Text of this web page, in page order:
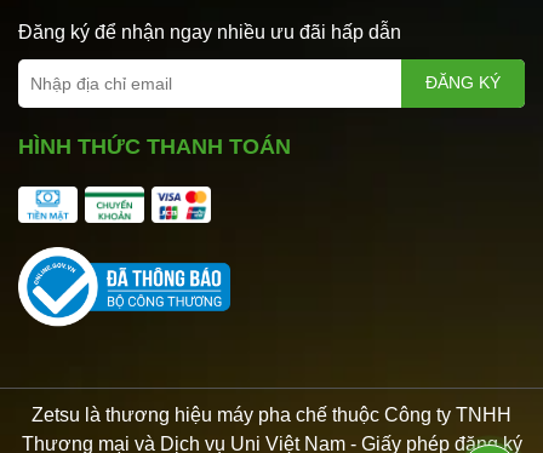
Đăng ký để nhận ngay nhiều ưu đãi hấp dẫn
ĐĂNG KÝ
HÌNH THỨC THANH TOÁN
Zetsu là thương hiệu máy pha chế thuộc Công ty TNHH
Thương mại và Dịch vụ Uni Việt Nam - Giấy phép đăng ký